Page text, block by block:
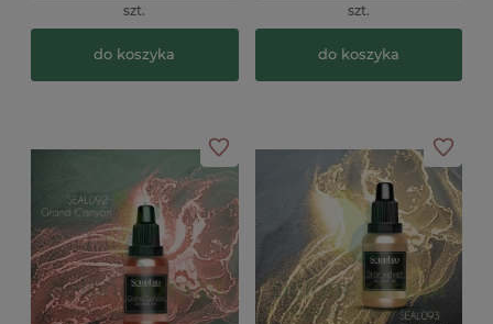
szt.
do koszyka
szt.
do koszyka